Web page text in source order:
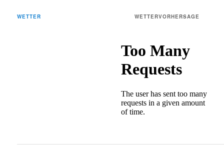
WETTER WETTERVORHERSAGE